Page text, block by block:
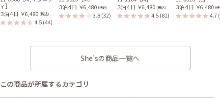
ィ］
３泊４日 ￥6,480 (税込)
4.5(44)
３泊４日 ￥6,480 (税込)
3.8(32)
３泊４日 ￥6,480 (税込)
4.5(81)
３泊４日 ￥6,480 (
4.7
She’sの商品一覧へ
この商品が所属するカテゴリ